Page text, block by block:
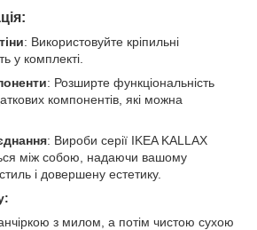
: Використовуйте кріпильні
у комплекті.
: Розширте функціональність
компонентів, які можна
: Вироби серії IKEA KALLAX
між собою, надаючи вашому
і довершену естетику.
з милом, а потім чистою сухою